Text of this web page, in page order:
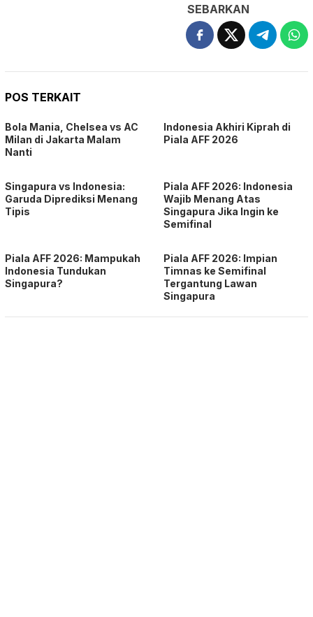
SEBARKAN
POS TERKAIT
Bola Mania, Chelsea vs AC
Milan di Jakarta Malam
Nanti
Indonesia Akhiri Kiprah di
Piala AFF 2026
Singapura vs Indonesia:
Garuda Diprediksi Menang
Tipis
Piala AFF 2026: Indonesia
Wajib Menang Atas
Singapura Jika Ingin ke
Semifinal
Piala AFF 2026: Mampukah
Indonesia Tundukan
Singapura?
Piala AFF 2026: Impian
Timnas ke Semifinal
Tergantung Lawan
Singapura